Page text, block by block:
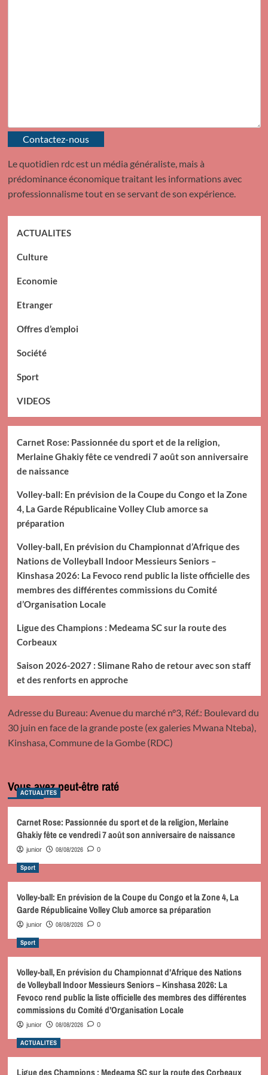
Contactez-nous
Le quotidien rdc est un média généraliste, mais à
prédominance économique traitant les informations avec
professionnalisme tout en se servant de son expérience.
ACTUALITES
Culture
Economie
Etranger
Offres d’emploi
Société
Sport
VIDEOS
Carnet Rose: Passionnée du sport et de la religion,
Merlaine Ghakiy fête ce vendredi 7 août son anniversaire
de naissance
Volley-ball: En prévision de la Coupe du Congo et la Zone
4, La Garde Républicaine Volley Club amorce sa
préparation
Volley-ball, En prévision du Championnat d’Afrique des
Nations de Volleyball Indoor Messieurs Seniors –
Kinshasa 2026: La Fevoco rend public la liste officielle des
membres des différentes commissions du Comité
d’Organisation Locale
Ligue des Champions : Medeama SC sur la route des
Corbeaux
Saison 2026-2027 : Slimane Raho de retour avec son staff
et des renforts en approche
Adresse du Bureau: Avenue du marché n°3, Réf.: Boulevard du
30 juin en face de la grande poste (ex galeries Mwana Nteba),
Kinshasa, Commune de la Gombe (RDC)
Vous avez peut-être raté
ACTUALITES
Carnet Rose: Passionnée du sport et de la religion, Merlaine
Ghakiy fête ce vendredi 7 août son anniversaire de naissance
junior 08/08/2026 0
Sport
Volley-ball: En prévision de la Coupe du Congo et la Zone 4, La
Garde Républicaine Volley Club amorce sa préparation
junior 08/08/2026 0
Sport
Volley-ball, En prévision du Championnat d’Afrique des Nations
de Volleyball Indoor Messieurs Seniors – Kinshasa 2026: La
Fevoco rend public la liste officielle des membres des différentes
commissions du Comité d’Organisation Locale
junior 08/08/2026 0
ACTUALITES
Ligue des Champions : Medeama SC sur la route des Corbeaux